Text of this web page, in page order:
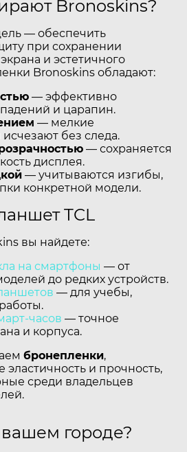
Bronoskins?
— обеспечить
при сохранении
и эстетичного
Bronoskins обладают:
— эффективно
и царапин.
— мелкие
без следа.
— сохраняется
дисплея.
— учитываются изгибы,
конкретной модели.
TCL
вы найдете:
на смартфоны — от
до редких устройств.
— для учебы,
часов — точное
и корпуса.
бронепленки,
и прочность,
среди владельцев
вашем городе?